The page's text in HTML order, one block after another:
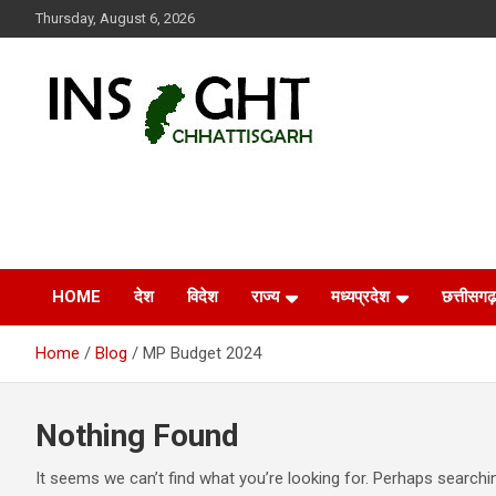
to
Thursday, August 6, 2026
HOME देश विदेश राज्य मध्यप्रदेश छत्तीसगढ़
Home Blog MP Budget 2024
Nothing Found
It seems we can’t find what you’re looking for. Perhaps